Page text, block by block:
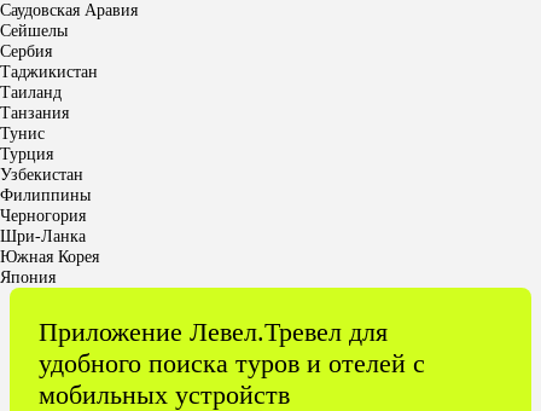
Саудовская Аравия
Сейшелы
Сербия
Таджикистан
Таиланд
Танзания
Тунис
Турция
Узбекистан
Филиппины
Черногория
Шри-Ланка
Южная Корея
Япония
Приложение Левел.Тревел для
удобного поиска туров и отелей с
мобильных устройств